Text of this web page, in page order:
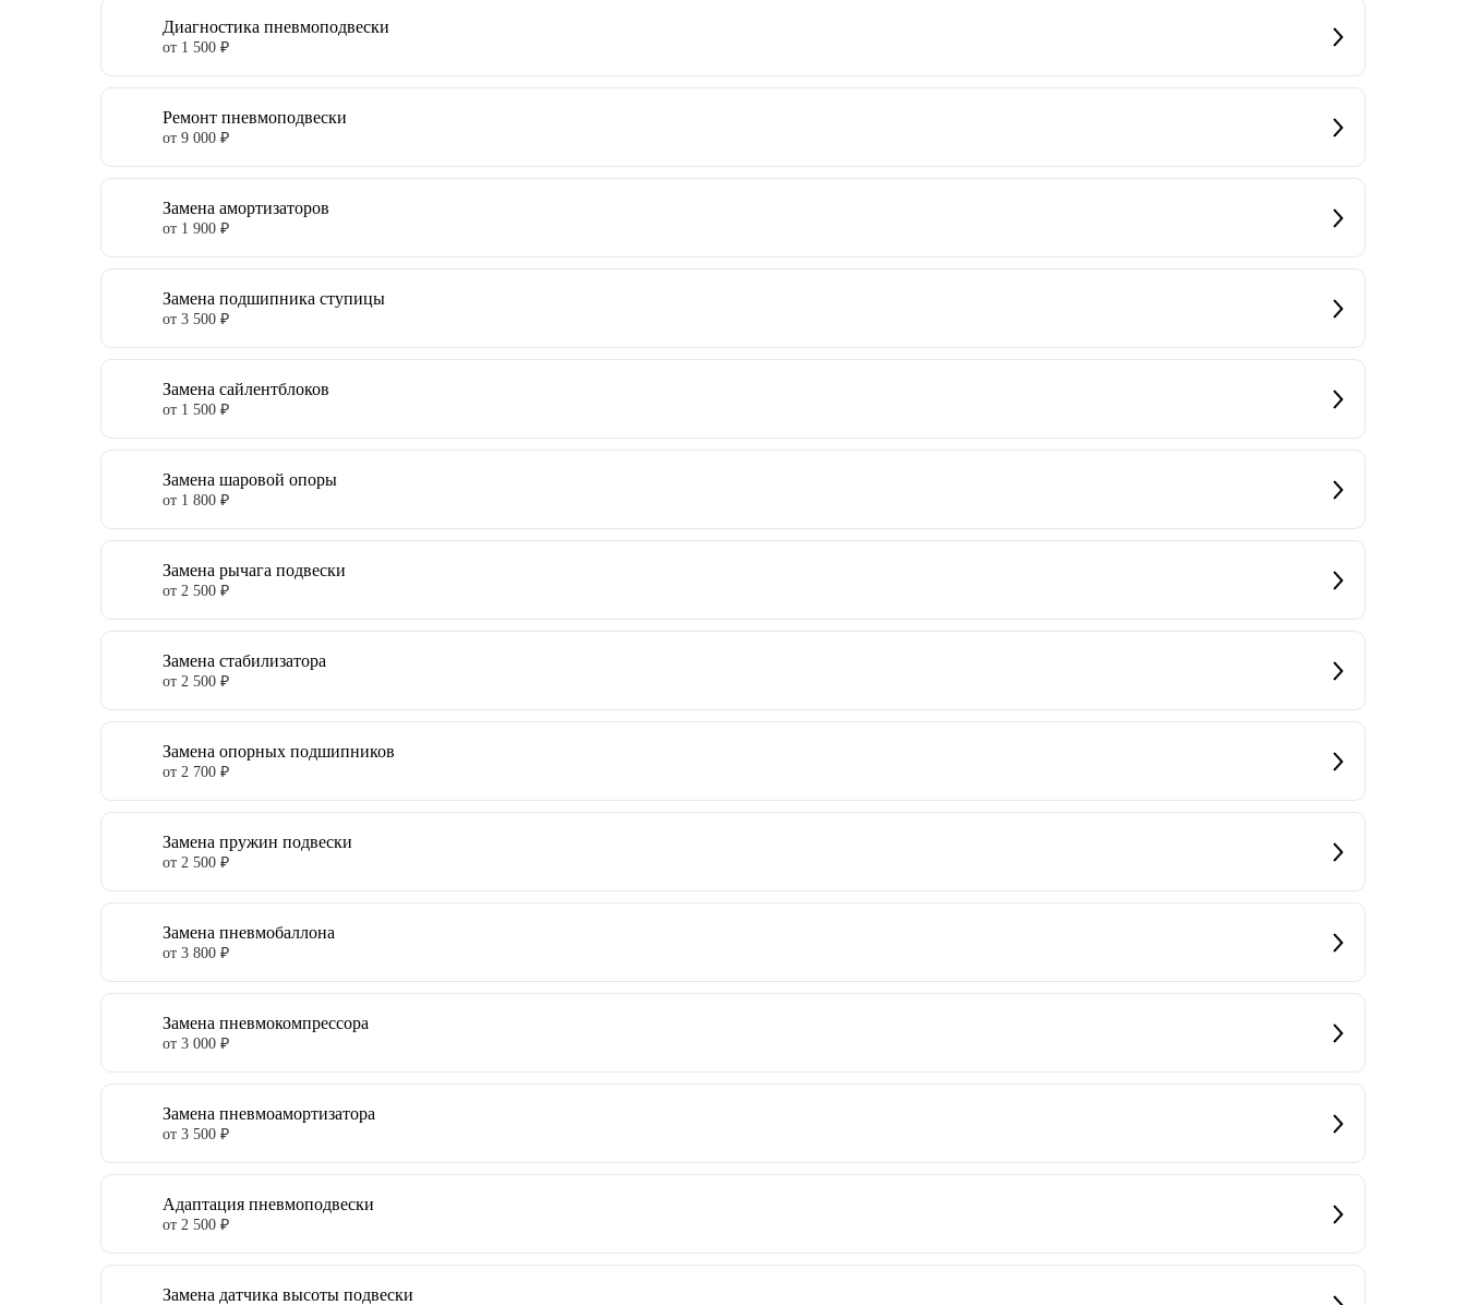
Диагностика пневмоподвески
от 1 500 ₽
Ремонт пневмоподвески
от 9 000 ₽
Замена амортизаторов
от 1 900 ₽
Замена подшипника ступицы
от 3 500 ₽
Замена сайлентблоков
от 1 500 ₽
Замена шаровой опоры
от 1 800 ₽
Замена рычага подвески
от 2 500 ₽
Замена стабилизатора
от 2 500 ₽
Замена опорных подшипников
от 2 700 ₽
Замена пружин подвески
от 2 500 ₽
Замена пневмобаллона
от 3 800 ₽
Замена пневмокомпрессора
от 3 000 ₽
Замена пневмоамортизатора
от 3 500 ₽
Адаптация пневмоподвески
от 2 500 ₽
Замена датчика высоты подвески